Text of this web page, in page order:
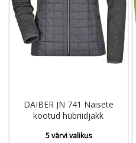
DAIBER JN 741 Naisete
kootud hübriidjakk
5 värvi valikus